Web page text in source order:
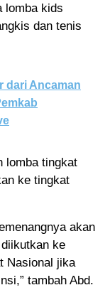
lomba kids
dan tenis
dari Ancaman
lomba tingkat
ke tingkat
akan
ke
Nasional jika
tambah Abd.